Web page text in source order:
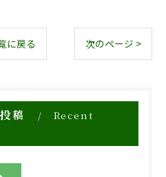
に戻る 次のページ >
稿
Recent